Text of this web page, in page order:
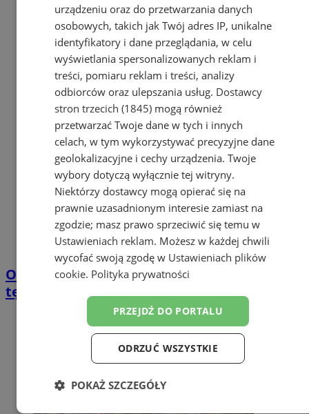
Ostatni dzwonek na zdrowotne korzyści z
tężni solankowej w Żorach
urządzeniu oraz do przetwarzania danych
osobowych, takich jak Twój adres IP, unikalne
identyfikatory i dane przeglądania, w celu
wyświetlania spersonalizowanych reklam i
treści, pomiaru reklam i treści, analizy
odbiorców oraz ulepszania usług. Dostawcy
stron trzecich (1845) mogą również
przetwarzać Twoje dane w tych i innych
celach, w tym wykorzystywać precyzyjne dane
geolokalizacyjne i cechy urządzenia. Twoje
wybory dotyczą wyłącznie tej witryny.
Niektórzy dostawcy mogą opierać się na
prawnie uzasadnionym interesie zamiast na
zgodzie; masz prawo sprzeciwić się temu w
Ustawieniach reklam. Możesz w każdej chwili
wycofać swoją zgodę w Ustawieniach plików
cookie. Polityka prywatności
PRZEJDŹ DO PORTALU
ODRZUĆ WSZYSTKIE
POKAŻ SZCZEGÓŁY